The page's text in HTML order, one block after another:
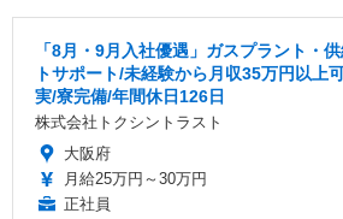
「8月・9月入社優遇」ガスプラント・
トサポート/未経験から月収35万円以上
実/寮完備/年間休日126日
株式会社トクシントラスト
大阪府
月給25万円～30万円
正社員